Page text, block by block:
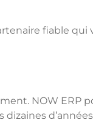
fiable qui
NOW ERP
d’années